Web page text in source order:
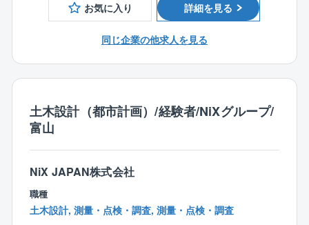
れています。
ものとを切り分け、真摯に取り組んできた成果が現在
同社は橋梁／下水道／小水力発電事業を中心に全国レ
ベルの高い技術力を発揮した県外展開の強化により、5
年連続で売上高を伸ばしています。新エネルギー事業
等、新たな分野にも積極的に取り組んでいるため、こ
れまでの経験を活かしながら、同社が持つ幅広いノウ
ハウと高い技術力を学び、活躍の場を増やすことがで
きます。
お気に入り 詳細を見る
同じ企業の他求人を見る
土木設計（都市計画）/経験者/NiXグループ/
富山
NiX JAPAN株式会社
職種
土木設計, 測量・点検・調査, 測量・点検・調査